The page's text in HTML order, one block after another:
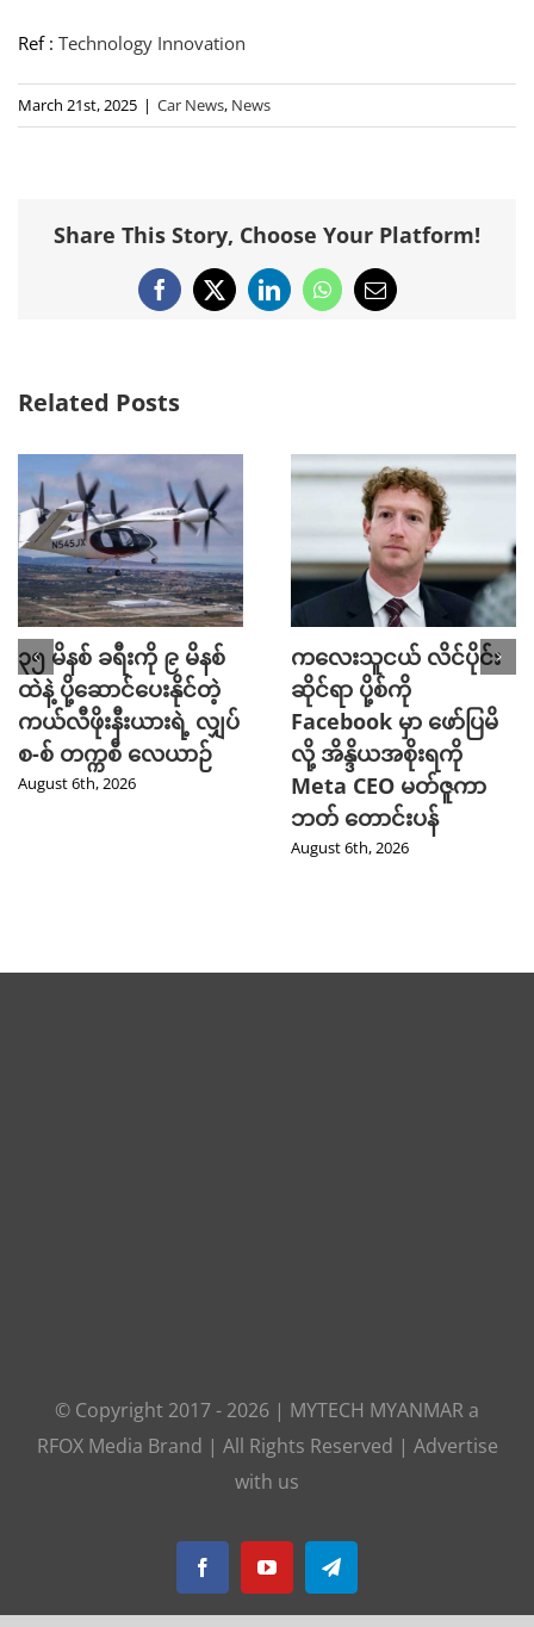
Ref : Technology Innovation
March 21st, 2025 | Car News, News
Share This Story, Choose Your Platform!
Facebook
X LinkedInWhatsApp
Email
Related Posts
၃၅ မိနစ် ခရီးကို ၉ မိနစ်
ထဲနဲ့ ပို့ဆောင်ပေးနိုင်တဲ့
ကယ်လီဖိုးနီးယားရဲ့ လျှပ်
စ-စ် တက္ကစီ လေယာဉ်
August 6th, 2026
ကလေးသူငယ် လိင်ပိုင်း
ဆိုင်ရာ ပို့စ်ကို
Facebook မှာ ဖော်ပြမိ
လို့ အိန္ဒိယအစိုးရကို
Meta CEO မတ်ဇူကာ
ဘတ် တောင်းပန်
August 6th, 2026
© Copyright 2017 - 2026 | MYTECH MYANMAR a
RFOX Media Brand | All Rights Reserved | Advertise
with us
FacebookYouTubeTelegram